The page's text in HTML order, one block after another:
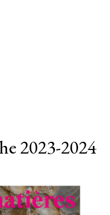
2023-2024